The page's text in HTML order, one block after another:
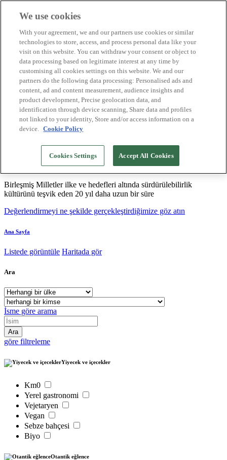
Biosphere Şirketlerini
Değerlendirmeyi nasıl yapıyoruz
Biz kimiz
TR
English
Español
Português
Français
Català
Deutsch
Sürdürülebilir modeller oluşturuyor ve iyi
uygulamaları tasdikliyoruz
Birleşmiş Milletler ilke ve hedefleri altında sürdürülebilirlik
kültürünü teşvik eden 20 yıl daha uzun bir süre
Değerlendirmeyi ne şekilde gerçekleştirdiğimize göz atın
Ana Sayfa
Listede görüntüle Haritada gör
Ara
İsme göre arama
göre filtreleme
Yiyecek ve içecekler
Km0
Yerel gastronomi
Vejetaryen
Vegan
Sebze bahçesi
Biyo
Otantik eğlence
We use cookies
With your agreement, we and our partners use cookies or similar
technologies to store, access, and process personal data like your
visit on this website. You can withdraw your consent or object to
data processing based on legitimate interest at any time by
customising all cookies settings on this website. We and our
partners do the following data processing: Personalised ads and
content, ad and content measurement, audience insights and
product development, Precise geolocation data, and
identification through device scanning, Share data and profiles
not linked to your identity, Store and/or access information on a
device. Cookie Policy
Cookies Settings Accept All Cookies